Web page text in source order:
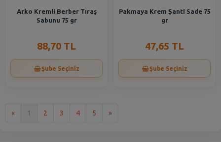
Arko Kremli Berber Tıraş
Sabunu 75 gr
88,70 TL
Şube Seçiniz
Pakmaya Krem Şanti Sade 75
gr
47,65 TL
Şube Seçiniz
« 1 2 3 4 5 »Son